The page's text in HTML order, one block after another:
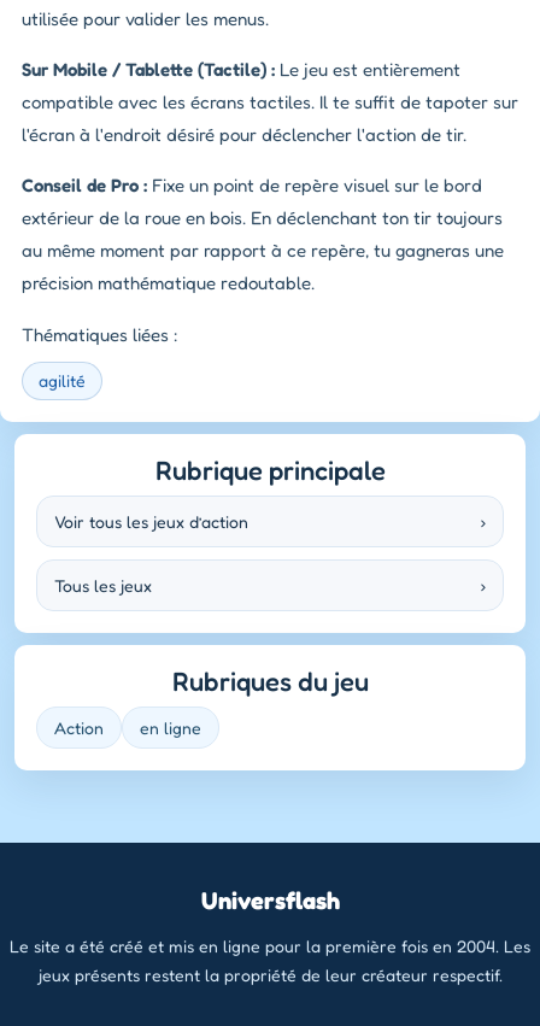
utilisée pour valider les menus.
Sur Mobile / Tablette (Tactile) : Le jeu est entièrement
compatible avec les écrans tactiles. Il te suffit de tapoter sur
l'écran à l'endroit désiré pour déclencher l'action de tir.
Conseil de Pro : Fixe un point de repère visuel sur le bord
extérieur de la roue en bois. En déclenchant ton tir toujours
au même moment par rapport à ce repère, tu gagneras une
précision mathématique redoutable.
Thématiques liées :
agilité
Rubrique principale
Voir tous les jeux d’action ›
Tous les jeux ›
Rubriques du jeu
Action en ligne
Universflash
Le site a été créé et mis en ligne pour la première fois en 2004. Les
jeux présents restent la propriété de leur créateur respectif.